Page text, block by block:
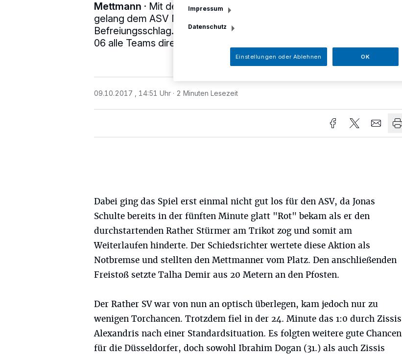
Mettmann · Mit dem 3:1-Sieg gegen den Rather SV aus Düsseldorf
gelang dem ASV Mettmann am Sonntag ein wichtiger
Befreiungsschlag. Dies ist umso wichtiger, da bis auf den VfL Benrath
06 alle Teams direkt über dem ASV gewonnen haben.
09.10.2017 , 14:51 Uhr 2 Minuten Lesezeit
Dabei ging das Spiel erst einmal nicht gut los für den ASV, da Jonas
Schulte bereits in der fünften Minute glatt "Rot" bekam als er den
durchstartenden Rather Stürmer am Trikot zog und somit am
Weiterlaufen hinderte. Der Schiedsrichter wertete diese Aktion als
Notbremse und stellten den Mettmanner vom Platz. Den anschließenden
Freistoß setzte Talha Demir aus 20 Metern an den Pfosten.
Der Rather SV war von nun an optisch überlegen, kam jedoch nur zu
wenigen Torchancen. Trotzdem fiel in der 24. Minute das 1:0 durch Zissis
Alexandris nach einer Standardsituation. Es folgten weitere gute Chancen
für die Düsseldorfer, doch sowohl Ibrahim Dogan (31.) als auch Zissis
Impressum
Datenschutz
Einstellungen oder Ablehnen OK